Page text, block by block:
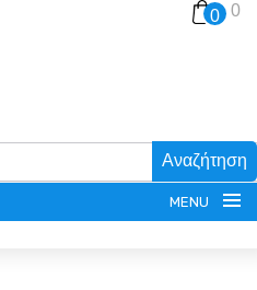
Αναζήτηση
0 0
MENU